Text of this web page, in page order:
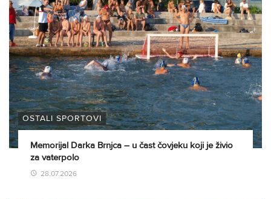
OSTALI SPORTOVI
Memorijal Darka Brnjca – u čast čovjeku koji je živio
za vaterpolo
28.07.2026